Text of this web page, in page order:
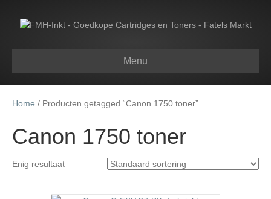
Menu
Home / Producten getagged “Canon 1750 toner”
Canon 1750 toner
Enig resultaat